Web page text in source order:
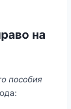
на
пособия